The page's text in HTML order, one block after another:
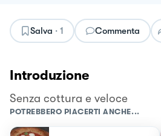
Salva · 1 Commenta
Introduzione
Senza cottura e veloce
POTREBBERO PIACERTI ANCHE...